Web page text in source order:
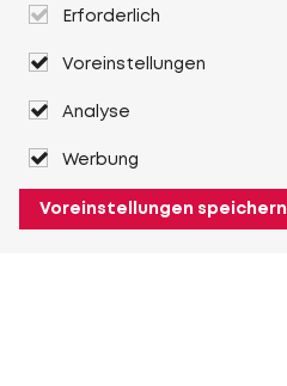
Erforderlich
Voreinstellungen
Analyse
Werbung
Voreinstellungen speichern